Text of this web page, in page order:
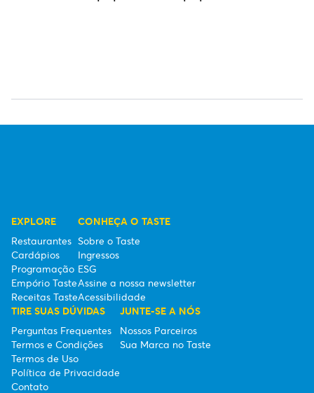
EXPLORE
Restaurantes
Cardápios
Programação
Empório Taste
Receitas Taste
CONHEÇA O TASTE
Sobre o Taste
Ingressos
ESG
Assine a nossa newsletter
Acessibilidade
TIRE SUAS DÚVIDAS
Perguntas Frequentes
Termos e Condições
Termos de Uso
Política de Privacidade
Contato
JUNTE-SE A NÓS
Nossos Parceiros
Sua Marca no Taste